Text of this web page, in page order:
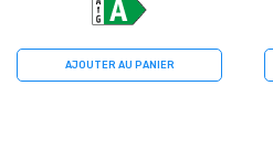
AJOUTER AU PANIER